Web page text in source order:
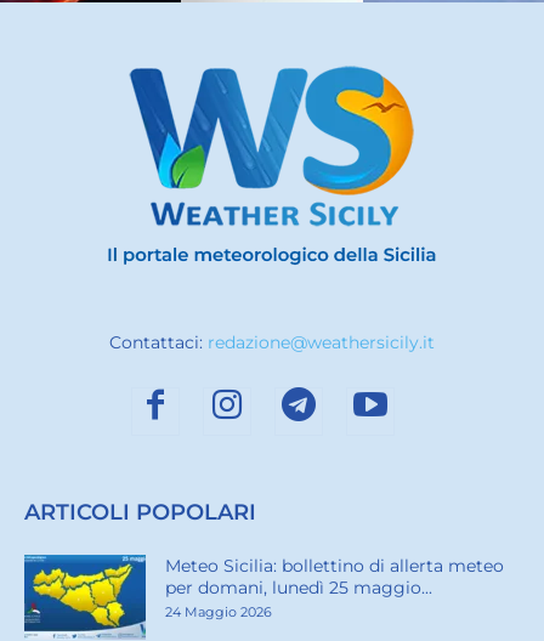
Contattaci: redazione@weathersicily.it
ARTICOLI POPOLARI
Meteo Sicilia: bollettino di allerta meteo
per domani, lunedì 25 maggio...
24 Maggio 2026